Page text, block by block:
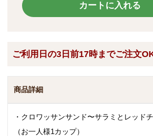
カートに入れる
ご利用日の3日前17時までご注文
商品詳細
・クロワッサンサンド〜サラミとレッド
（お一人様1カップ）